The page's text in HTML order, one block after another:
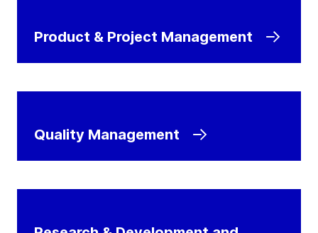
Product & Project Management
Quality Management